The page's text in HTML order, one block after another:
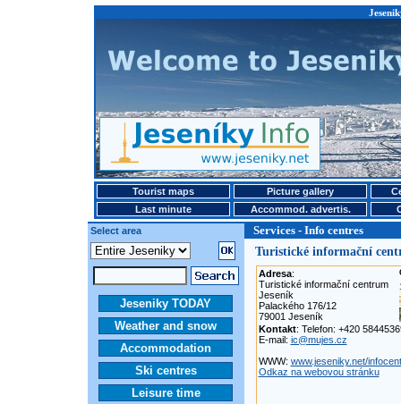
Tourist maps Picture gallery
Last minute
Accommod. advertis.
Select area
Services - Info centres
Jeseniky TODAY
Weather and snow
Accommodation
Ski centres
Leisure time
Turistické informační
Adresa:
Turistické informační centrum
Jeseník
Palackého 176/12
79001 Jeseník
Kontakt: Telefon: +420
E-mail: ic@mujes.cz
WWW: www.jeseniky.net/
Odkaz na webovou stránku